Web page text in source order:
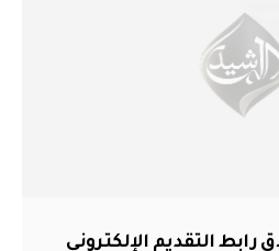
التقديم الإلكتروني